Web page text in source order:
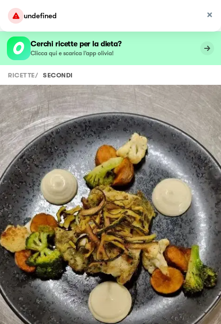
undefined
Cerchi ricette per la dieta?
Clicca qui e scarica l’app olivia!
RICETTE/ SECONDI